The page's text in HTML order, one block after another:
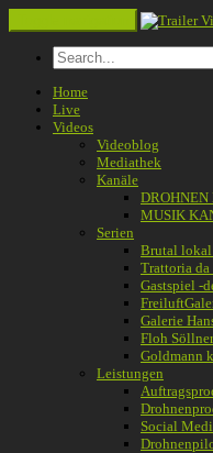
Home
Live
Videos
Videoblog
Mediathek
Kanäle
MUSIK
Serien
Brutal lokal
Trattoria da
Gastspiel -
Galerie
Floh
Goldmann
Leistungen
Social